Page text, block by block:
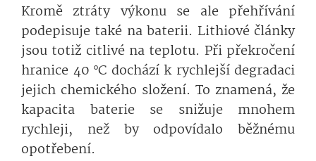
Kromě ztráty výkonu se ale přehřívání
podepisuje také na baterii. Lithiové články
jsou totiž citlivé na teplotu. Při překročení
hranice 40 °C dochází k rychlejší degradaci
jejich chemického složení. To znamená, že
kapacita baterie se snižuje mnohem
rychleji, než by odpovídalo běžnému
opotřebení.